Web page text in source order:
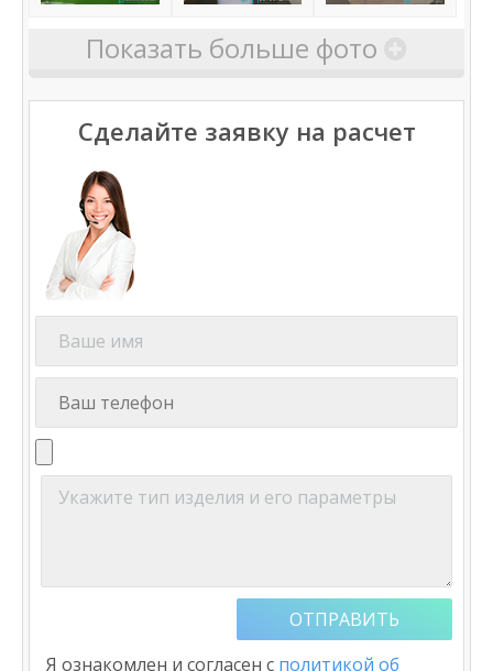
Показать больше фото
Сделайте заявку на расчет
Я ознакомлен и согласен с политикой об